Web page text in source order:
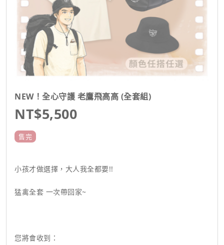
NEW！全心守護 老鷹飛高高 (全套組)
NT$5,500
售完
小孩才做選擇，大人我全都要!!
猛禽全套 一次帶回家~
您將會收到：